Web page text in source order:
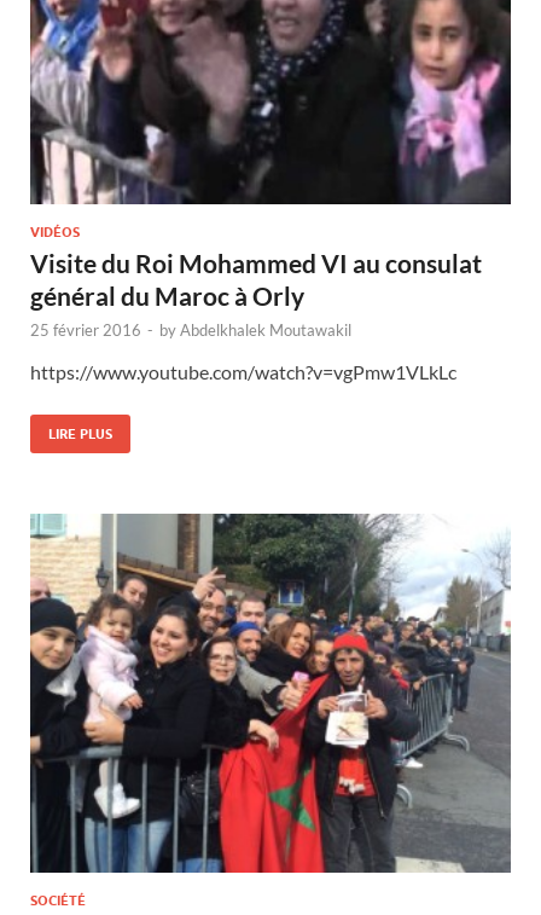
VIDÉOS
Visite du Roi Mohammed VI au consulat
général du Maroc à Orly
25 février 2016 - byAbdelkhalek Moutawakil
https://www.youtube.com/watch?v=vgPmw1VLkLc
LIRE PLUS
SOCIÉTÉ